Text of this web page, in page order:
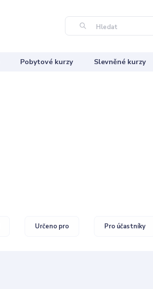
Hledat
Pobytové kurzy Slevněné kurzy
Určeno pro Pro účastníky